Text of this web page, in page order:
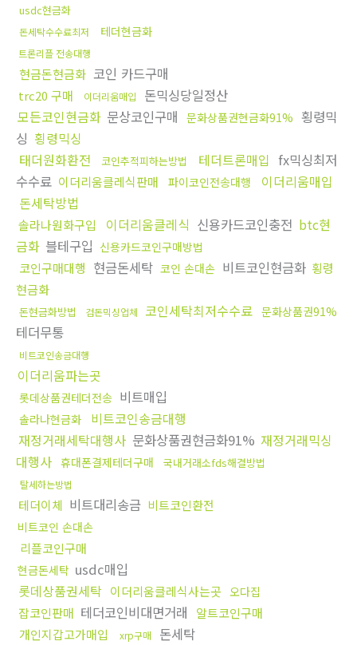
usdc현금화
돈세탁수수료최저 테더현금화
트론리플 전송대행
현금돈현금화 코인 카드구매
trc20 구매 이더리움매입
돈믹싱당일정산
모든코인현금화 문상코인구매 문화상품권현금화91% 횡령믹
싱 횡령믹싱
태더원화환전
코인추적피하는방법 테더트론매입 fx믹싱최저
수수료 이더리움클레식판매 파이코인전송대행
이더리움매입
돈세탁방법
솔라나원화구입 이더리움클레식 신용카드코인충전 btc현
금화 블테구입 신용카드코인구매방법
코인구매대행 현금돈세탁 코인 손대손 비트코인현금화 횡령
현금화
돈현금화방법 검돈믹싱업체 코인세탁최저수수료 문화상품권91%
테더무통
비트코인송금대행
이더리움파는곳
롯데상품권테더전송 비트매입
솔라나현금화
비트코인송금대행
재정거래세탁대행사 문화상품권현금화91% 재정거래믹싱
대행사 휴대폰결제테더구매 국내거래소fds해결방법
탈세하는방법
테더이체 비트대리송금 비트코인환전
비트코인 손대손
리플코인구매
현금돈세탁 usdc매입
롯데상품권세탁 이더리움클레식사는곳 오다집
잡코인판매 테더코인비대면거래
알트코인구매
개인지갑고가매입
xrp구매 돈세탁